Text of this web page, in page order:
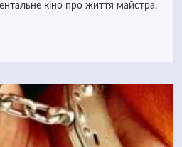
кіно про життя майстра.